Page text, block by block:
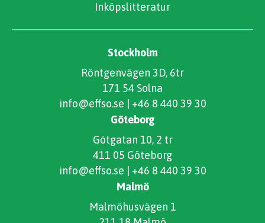
Inköpslitteratur
Stockholm
Röntgenvägen 3D, 6tr
171 54 Solna
info@effso.se
+46 8 440 39 30
Göteborg
Götgatan 10, 2 tr
411 05 Göteborg
info@effso.se
+46 8 440 39 30
Malmö
Malmöhusvägen 1